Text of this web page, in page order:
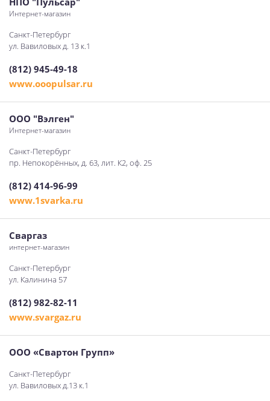
Интернет-магазин
Санкт-Петербург
ул. Вавиловых д. 13 к.1
(812) 945-49-18
www.ooopulsar.ru
ООО "Вэлген"
Интернет-магазин
Санкт-Петербург
пр. Непокорённых, д. 63, лит. К2, оф. 25
(812) 414-96-99
www.1svarka.ru
Сваргаз
интернет-магазин
Санкт-Петербург
ул. Калинина 57
(812) 982-82-11
www.svargaz.ru
ООО «Свартон Групп»
Санкт-Петербург
ул. Вавиловых д.13 к.1